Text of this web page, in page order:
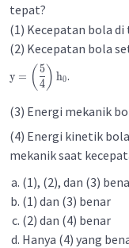
tepat?
(1) Kecepatan bola
(2) Kecepatan bola
y = ( 4
5 ) h0.
(3) Energi mekanik
(4) Energi kinetik
mekanik saat
(1), (2), dan (3)
(1) dan (3) benar
(2) dan (4) benar
Hanya (4) yang